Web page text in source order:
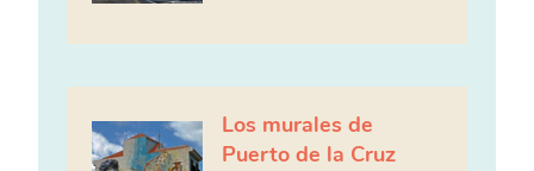
Los murales de
Puerto de la Cruz